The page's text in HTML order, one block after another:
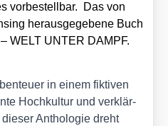
vor­be­stell­bar. Das von
her­aus­ge­ge­be­ne Buch
WELT UNTER DAMPF.
in einem fik­ti­ven
Hoch­kul­tur und ver­klär­
Antho­lo­gie dreht